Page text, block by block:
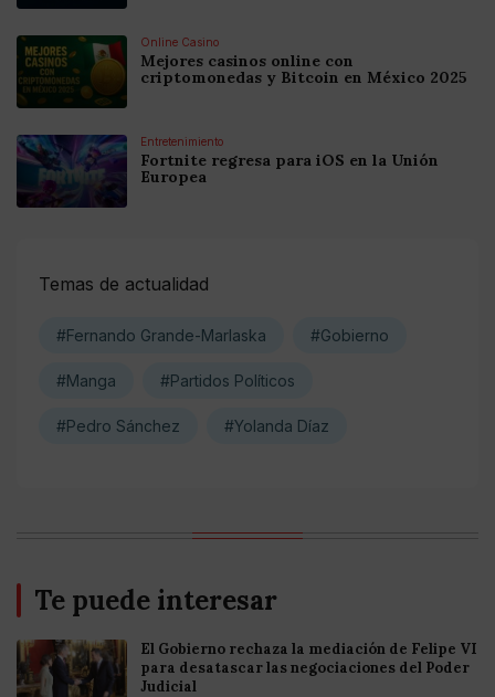
Online Casino
Mejores casinos online con
criptomonedas y Bitcoin en México 2025
Entretenimiento
Fortnite regresa para iOS en la Unión
Europea
Temas de actualidad
#Fernando Grande-Marlaska #Gobierno
#Manga #Partidos Políticos
#Pedro Sánchez #Yolanda Díaz
Te puede interesar
El Gobierno rechaza la mediación de Felipe VI
para desatascar las negociaciones del Poder
Judicial